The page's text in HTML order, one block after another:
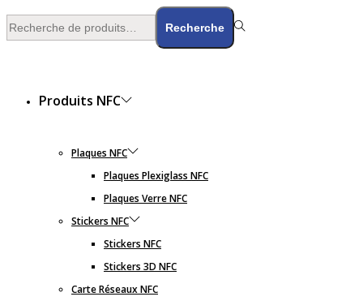
Rechercher
pour :>
Recherche
Produits NFC
Plaques NFC
Plaques Plexiglass NFC
Plaques Verre NFC
Stickers NFC
Stickers NFC
Stickers 3D NFC
Carte Réseaux NFC